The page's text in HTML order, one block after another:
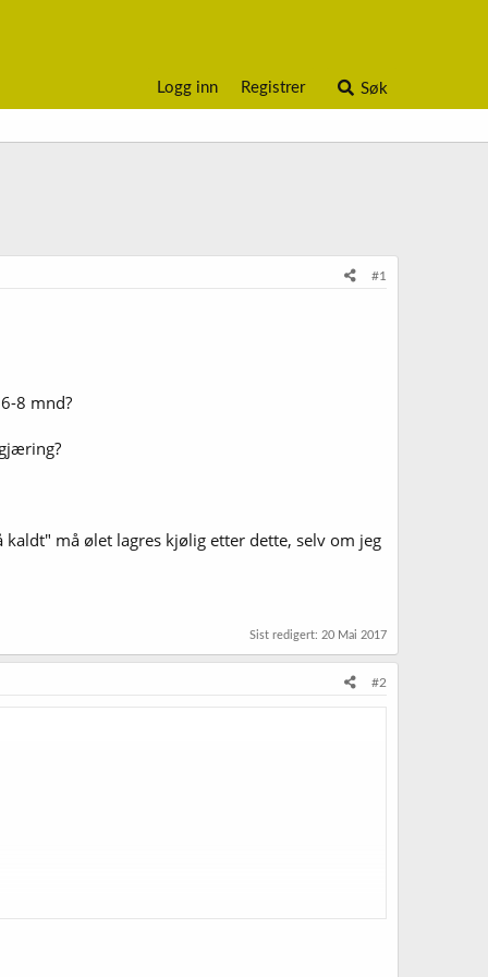
Logg inn Registrer Søk
#1
8 mnd?
må ølet lagres kjølig etter dette, selv om jeg
Sist redigert: 20 Mai 2017
#2